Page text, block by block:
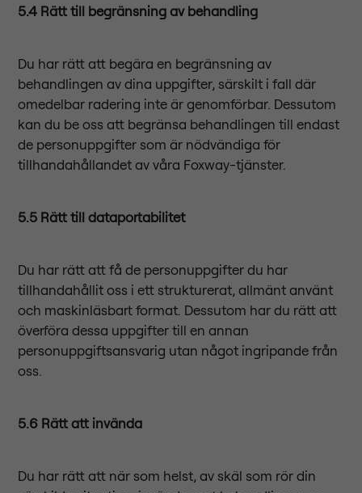
5.4 Rätt till begränsning av behandling
Du har rätt att begära en begränsning av
behandlingen av dina uppgifter, särskilt i fall där
omedelbar radering inte är genomförbar. Dessutom
kan du be oss att begränsa behandlingen till endast
de personuppgifter som är nödvändiga för
tillhandahållandet av våra Foxway-tjänster.
5.5 Rätt till dataportabilitet
Du har rätt att få de personuppgifter du har
tillhandahållit oss i ett strukturerat, allmänt använt
och maskinläsbart format. Dessutom har du rätt att
överföra dessa uppgifter till en annan
personuppgiftsansvarig utan något ingripande från
oss.
5.6 Rätt att invända
Du har rätt att när som helst, av skäl som rör din